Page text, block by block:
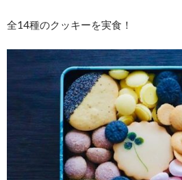
全14種のクッキーを実食！